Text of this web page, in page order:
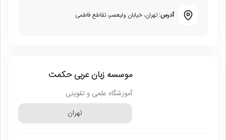
آدرس:تهران، خیابان ولیعصر، تقاطع فاطمی
موسسه زبان عربی حکمت
آموزشگاه علمی و تقویتی
تهران